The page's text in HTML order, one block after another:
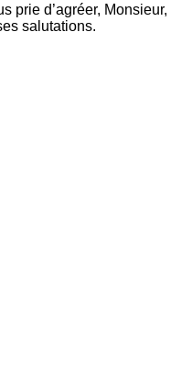
prie d’agréer, Monsieur,
salutations.